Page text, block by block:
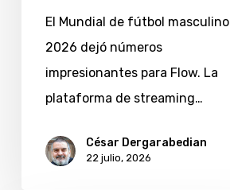
Mundial
2026
Flow
El Mundial de fútbol masculino
2026 dejó números
impresionantes para Flow. La
plataforma de streaming…
César Dergarabedian
22 julio, 2026